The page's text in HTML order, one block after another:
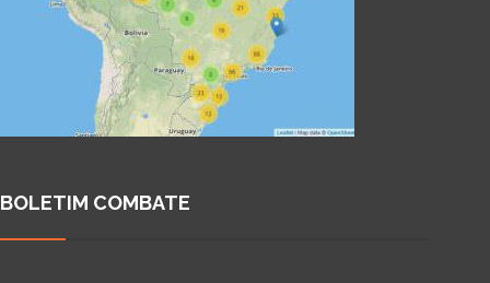
BOLETIM COMBATE